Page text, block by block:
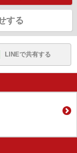
する
LINEで共有する